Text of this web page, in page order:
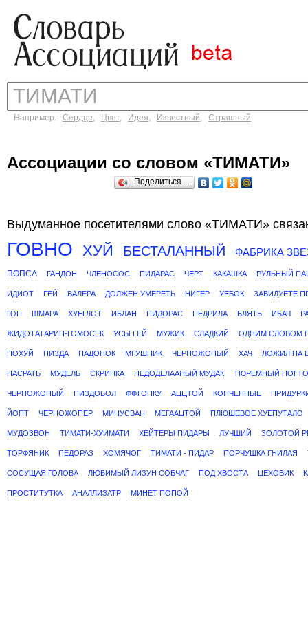
Например: Сердце, Цвет, Идея, Известный, Страшный
Ассоциации со словом «ТИМАТИ»
Поделиться…
Выдуманное посетителями слово «ТИМАТИ»
ГОВНО ХУЙ БЕСТАЛАННЫЙ ФАБРИКА
ПОПСА ГАНДОН ЧЛЕНОСОС ПИДАРАС ЧЕРТ КАКАШКА РУЛЬНЫЙ
ИДИОТ ГЕЙ ВАЛЕРА ДОЛЖЕН УМЕРЕТЬ НИГЕР УЕБОК ЗАВИДУЕТЕ
ГОП ШМАРА ХУЕГЛОТ ИБЛАН ПИДОРАС ПЕДРИЛА БЛЯТЬ ИБАЧ
ЖИДОТАТАРИН-ГОМОСЕК УСЫ ГЕЙ МУЖИК СЛАДКИЙ ОДНИМ СЛОВОМ
ПОХУЙ ПИЗДА ПАДОНОК МГУШНИК ЧЕРНОЖОПЫЙ ХАЧ ЛОЖИЛ НА
НАСРАТЬ МУДЕЛЬ СКРИПКА НЕДОДЕЛААНЫЙ МУДАК ТЮРЕМНЫЙ
ЧЕРНОЖОПЫЙ ПИЗДОБОЛ ФФТОПКУ АЦЦТОЙ КОНЧЕННЫЕ
ЙОПТ ЧЕРНОЖОПЕР МИНУСВАН МЕГААЦТОЙ ПЛЮШЕВОЕ ХУЕПУТАЛО
МУДОЗВОН ТИМАТИ-ХУИМАТИ ХЕЙТЕРЫ ПИДАРЫ ЛУЧШИЙ ЗОЛОТОЙ
ТОРФЯНИК ПЕДОРАЗ ХОМЯЧОГ ТИМАТИ - ПИДАР ПОРЧУШКА ГНИЛАЯ
СОСУЩАЯ ГОЛОВА ЛЮБИМЫЙ ЛИЗУН СОБЧАГ ПОД ХВОСТА ЦЕХОВИК
ПРОСТИТУТКА АНАЛЛИЗАТР МИНЕТ ПОПОЙ